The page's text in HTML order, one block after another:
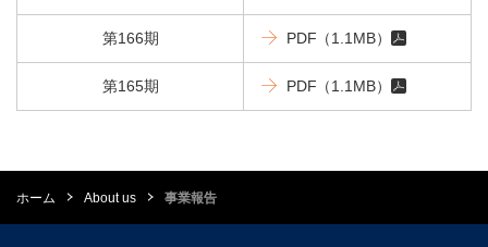
第166期 PDF （1.1MB）
第165期 PDF （1.1MB）
ホーム About us 事業報告